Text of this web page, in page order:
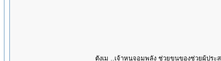
ตังเม ..เจ้าหนูจอมพลัง ช่วยขนของช่วยผู้ประ